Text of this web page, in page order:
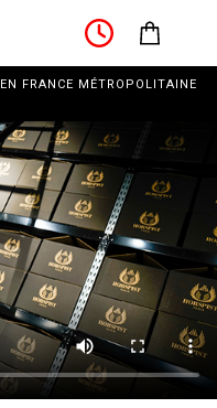
EN FRANCE MÉTROPOLITAINE